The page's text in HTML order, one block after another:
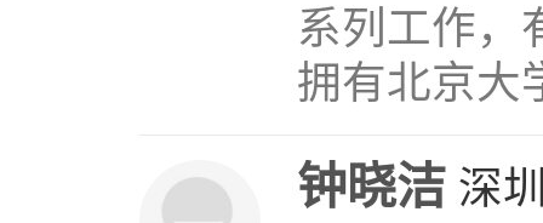
系列工作，
拥有北京大
钟晓洁 深